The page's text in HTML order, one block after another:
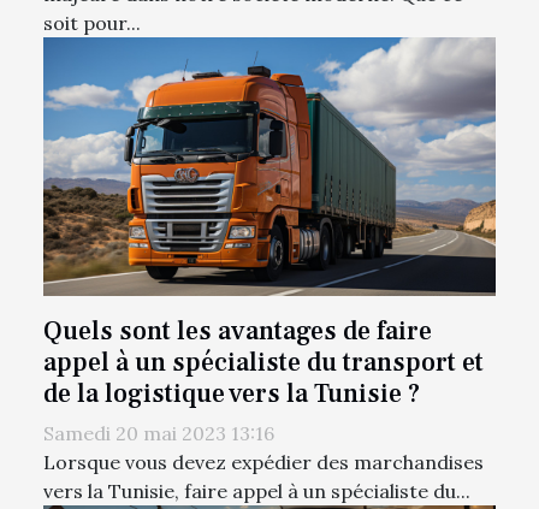
soit pour...
Quels sont les avantages de faire
appel à un spécialiste du transport et
de la logistique vers la Tunisie ?
Samedi 20 mai 2023 13:16
Lorsque vous devez expédier des marchandises
vers la Tunisie, faire appel à un spécialiste du...